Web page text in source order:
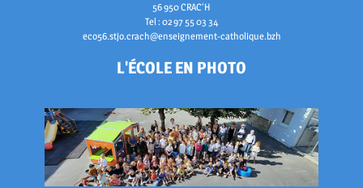
56 950 CRAC'H
Tel : 02 97 55 03 34
eco56.stjo.crach@enseignement-catholique.bzh
L'ÉCOLE EN PHOTO